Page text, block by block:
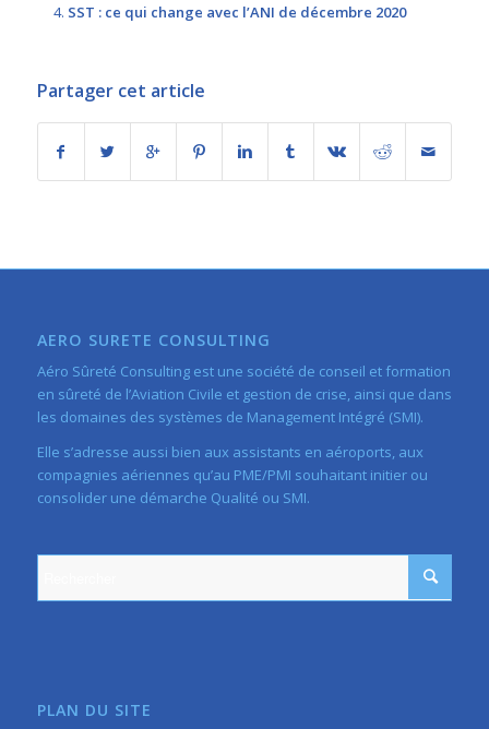
SST : ce qui change avec l’ANI de décembre 2020
Partager cet article
AERO SURETE CONSULTING
Aéro Sûreté Consulting est une société de conseil et formation
en sûreté de l’Aviation Civile et gestion de crise, ainsi que dans
les domaines des systèmes de Management Intégré (SMI).
Elle s’adresse aussi bien aux assistants en aéroports, aux
compagnies aériennes qu’au PME/PMI souhaitant initier ou
consolider une démarche Qualité ou SMI.
PLAN DU SITE